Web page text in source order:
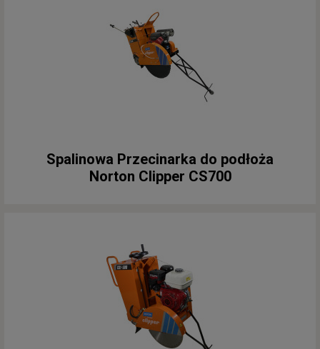
Spalinowa Przecinarka do podłoża
Norton Clipper CS700